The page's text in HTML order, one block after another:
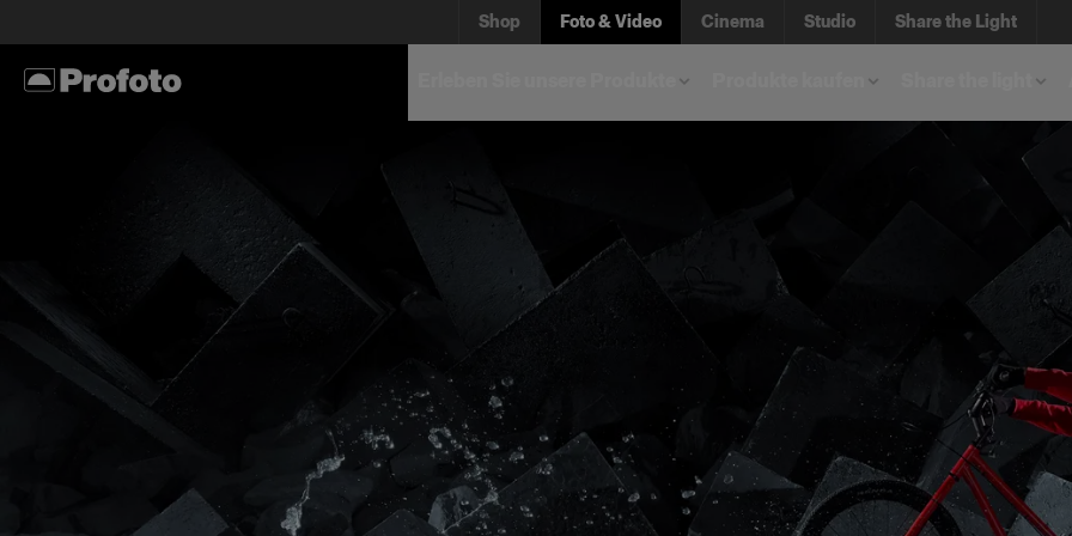
Shop Foto & Video Cinema Studio Share the Light